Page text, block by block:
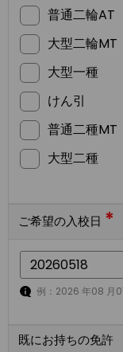
普通二輪AT
大型二輪MT
大型一種
けん引
普通二種MT
大型二種
ご希望の入校日 *
例：2026 年08 月
既にお持ちの免許